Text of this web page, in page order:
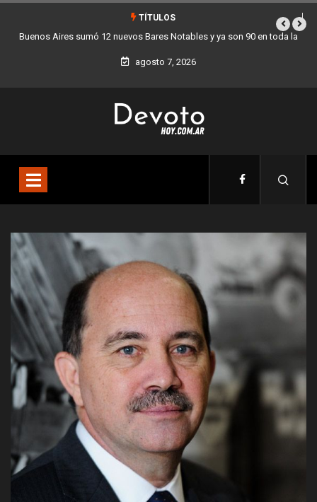
TÍTULOS
sumó 12 nuevos Bares Notables y ya son 90 en toda la
Los stands
agosto 7, 2026